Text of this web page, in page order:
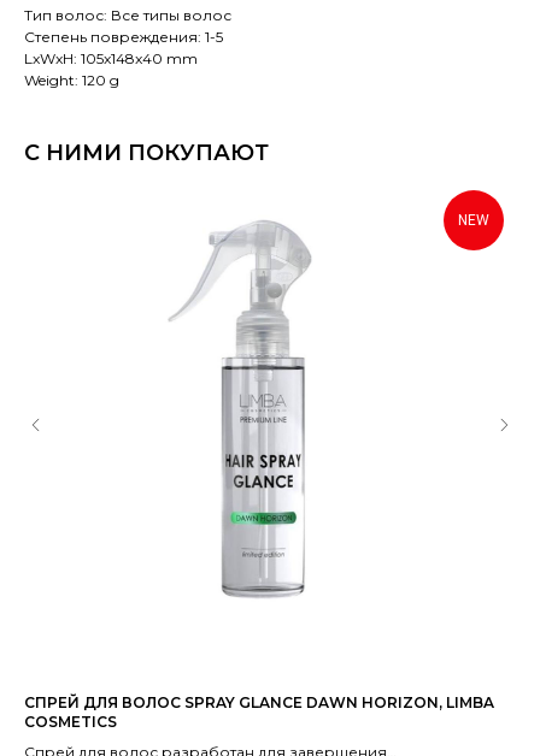
Тип волос: Все типы волос
Степень повреждения: 1-5
LxWxH: 105x148x40 mm
Weight: 120 g
С НИМИ ПОКУПАЮТ
NEW
СПРЕЙ ДЛЯ ВОЛОС SPRAY GLANCE DAWN HORIZON, LIMBA
COSMETICS
Спрей для волос разработан для завершения